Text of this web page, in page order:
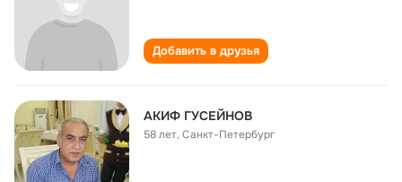
Добавить в друзья
АКИФ ГУСЕЙНОВ
58 лет,Санкт-Петербург